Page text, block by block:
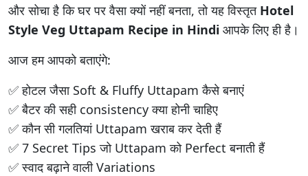
और सोचा है कि घर पर वैसा क्यों नहीं बनता, तो यह विस्तृत Hotel
Style Veg Uttapam Recipe in Hindi आपके लिए ही है।
आज हम आपको बताएंगे:
✅ होटल जैसा Soft & Fluffy Uttapam कैसे बनाएं
✅ बैटर की सही consistency क्या होनी चाहिए
✅ कौन सी गलतियां Uttapam खराब कर देती हैं
✅ 7 Secret Tips जो Uttapam को Perfect बनाती हैं
✅ स्वाद बढ़ाने वाली Variations